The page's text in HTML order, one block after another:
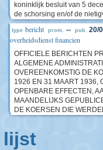
koninklijk besluit van 5
de schorsing en/of de
type bericht prom. -- pub. 20/
overheidsdienst financien
OFFICIELE BERICHTEN
ALGEMENE
OVEREENKOMSTIG DE
1926 EN 31 MAART 1936,
OPENBARE EFFECTEN,
MAANDELIJKS
DE KOERSEN DIE
lijst